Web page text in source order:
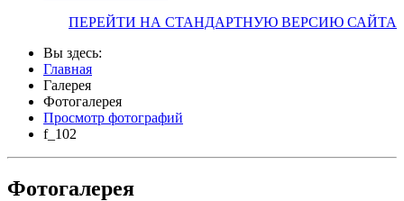
ПЕРЕЙТИ НА СТАНДАРТНУЮ ВЕРСИЮ САЙТА
Вы здесь:
Главная
Галерея
Фотогалерея
Просмотр фотографий
f_102
Фотогалерея